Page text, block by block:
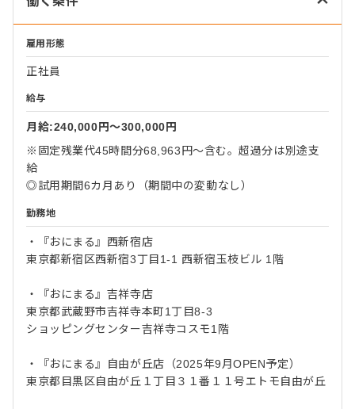
雇用形態
正社員
給与
月給:240,000円〜300,000円
※固定残業代45時間分68,963円～含む。超過分は別途支
給
◎試用期間6カ月あり（期間中の変動なし）
勤務地
・『おにまる』西新宿店
東京都新宿区西新宿3丁目1-1 西新宿玉枝ビル 1階
・『おにまる』吉祥寺店
東京都武蔵野市吉祥寺本町1丁目8-3
ショッピングセンター吉祥寺コスモ1階
・『おにまる』自由が丘店（2025年9月OPEN予定）
東京都目黒区自由が丘１丁目３１番１１号エトモ自由が丘